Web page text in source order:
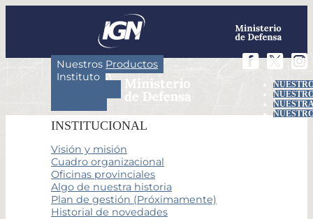
Nuestros Productos
Instituto
INSTITUCIONAL
Visión y misión
Cuadro organizacional
Oficinas provinciales
Algo de nuestra historia
Plan de gestión (Próximamente)
Historial de novedades